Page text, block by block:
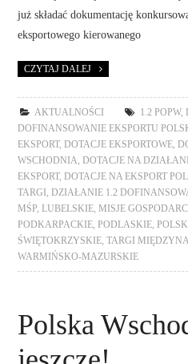
już składać dokumentację
eksportowego kierowanego
CZYTAJ DALEJ
AKTUALNOŚCI 1.2 POPW,
DOFINANSOWANIE EKSPORTU
EKSPORT, DOTACJE EKSPORTOWE
WSCHODNIA
DOTACJE NA
EKSPORT, DOTACJE NA EKSPORT
TARGI
DZIAŁANIE 1.2
MŚP
LUBELSKIE MISJE
PODKARPACKIE
PODLASKIE
ŚWIĘTOKRZYSKIE ,TARGI
WARMIŃSKO-MAZURSKIE
Polska